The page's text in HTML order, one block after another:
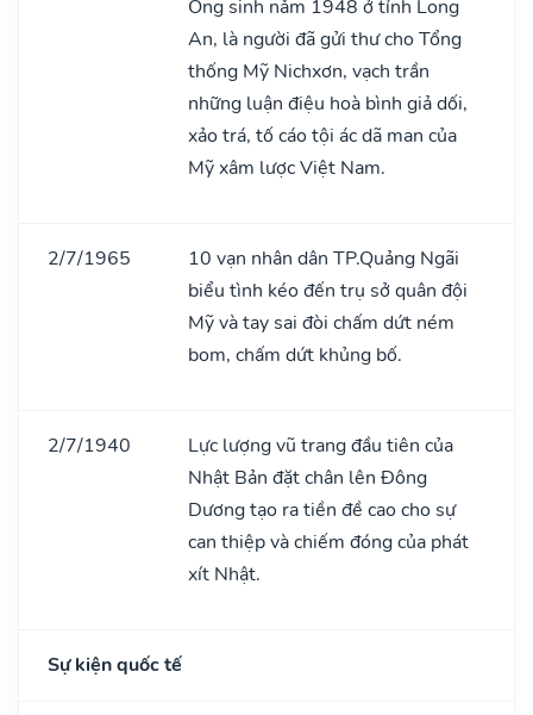
Ông sinh nǎm 1948 ở tỉnh Long
An, là người đã gửi thư cho Tổng
thống Mỹ Nichxơn, vạch trần
những luận điệu hoà bình giả dối,
xảo trá, tố cáo tội ác dã man của
Mỹ xâm lược Việt Nam.
2/7/1965
10 vạn nhân dân TP.Quảng Ngãi
biểu tình kéo đến trụ sở quân đội
Mỹ và tay sai đòi chấm dứt ném
bom, chấm dứt khủng bố.
2/7/1940
Lực lượng vũ trang đầu tiên của
Nhật Bản đặt chân lên Đông
Dương tạo ra tiền đề cao cho sự
can thiệp và chiếm đóng của phát
xít Nhật.
Sự kiện quốc tế